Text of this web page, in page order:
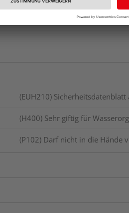
(EUH210)
(H400) Sehr giftig für
(P102) Darf nicht in die Hände